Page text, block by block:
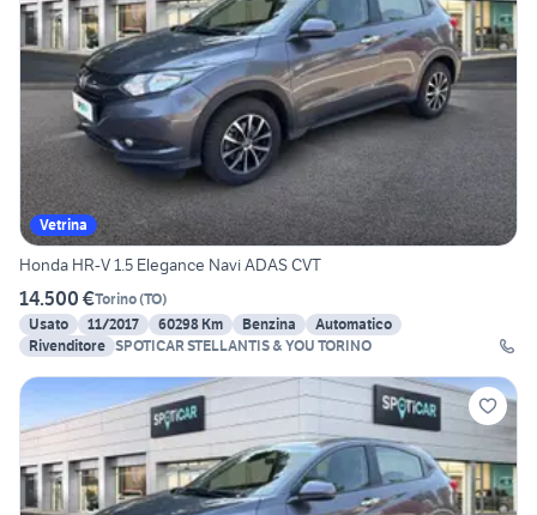
Vetrina
Honda HR-V 1.5 Elegance Navi ADAS CVT
14.500 €Torino(TO)
Usato
11/2017 60298 Km Benzina
Automatico
Rivenditore SPOTICAR STELLANTIS & YOU TORINO